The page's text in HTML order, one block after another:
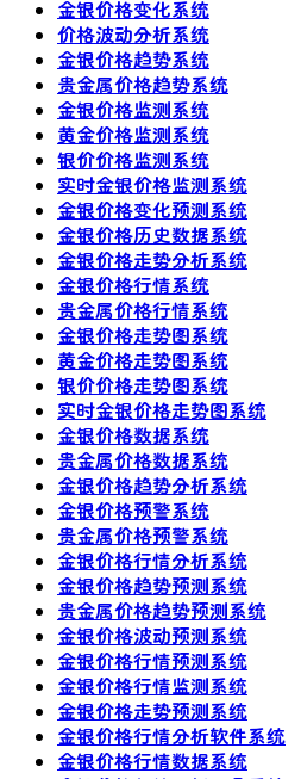
金银价格变化系统
价格波动分析系统
金银价格趋势系统
贵金属价格趋势系统
金银价格监测系统
黄金价格监测系统
银价价格监测系统
实时金银价格监测系统
金银价格变化预测系统
金银价格历史数据系统
金银价格走势分析系统
金银价格行情系统
贵金属价格行情系统
金银价格走势图系统
黄金价格走势图系统
银价价格走势图系统
实时金银价格走势图系统
金银价格数据系统
贵金属价格数据系统
金银价格趋势分析系统
金银价格预警系统
贵金属价格预警系统
金银价格行情分析系统
金银价格趋势预测系统
贵金属价格趋势预测系统
金银价格波动预测系统
金银价格行情预测系统
金银价格行情监测系统
金银价格走势预测系统
金银价格行情分析软件系统
金银价格行情数据系统